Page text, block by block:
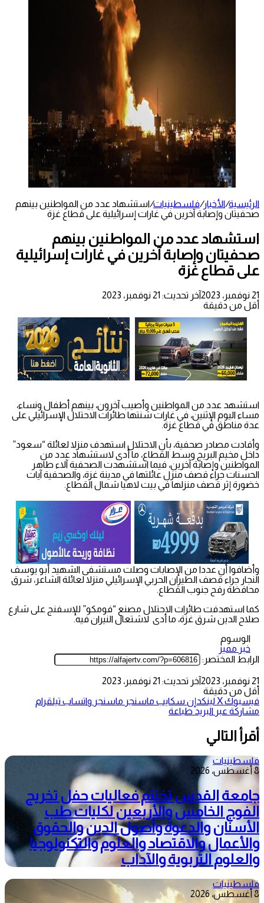
الرئيسية/الأخبار/فلسطينيات/استشهاد عدد من المواطنين بينهم
صحفيتان وإصابة آخرين في غارات إسرائيلية على قطاع غزة
استشهاد عدد من المواطنين بينهم
صحفيتان وإصابة آخرين في غارات إسرائيلية
على قطاع غزة
21 نوفمبر، 2023
آخر تحديث: 21 نوفمبر، 2023
أقل من دقيقة
استشهد عدد من المواطنين وأصيب آخرون، بينهم أطفال ونساء،
مساء اليوم الإثنين، في غارات شنتها طائرات الاحتلال الإسرائيلي على
عدة مناطق في قطاع غزة.
وأفادت مصادر صحفية، بأن الاحتلال استهدف منزلا لعائلة “سعود”
داخل مخيم البريج وسط القطاع، ما أدى لاستشهاد عدد من
المواطنين وإصابة آخرين، فيما استشهدت الصحفية آلاء طاهر
الحسنات جراء قصف منزل عائلتها في مدينة غزة، والصحفية آيات
خضورة إثر قصف منزلها في بيت لاهيا شمال القطاع.
وأضافوا أن عددا من الإصابات وصلت مستشفى الشهيد أبو يوسف
النجار جراء قصف الطيران الحربي الإسرائيلي منزلا لعائلة الشاعر، شرق
محافظة رفح جنوب القطاع.
كما استهدفت طائرات الاحتلال مصنع “فومكو” للإسفنج على شارع
صلاح الدين شرق غزة، ما أدى لاشتعال النيران فيه.
الوسوم
خبر مميز
الرابط المختصر:
21 نوفمبر، 2023
آخر تحديث: 21 نوفمبر، 2023
أقل من دقيقة
فيسبوك‫Xلينكدإن سكايب ماسنجر ماسنجر واتساب تيلقرام
مشاركة عبر البريد طباعة
أقرأ التالي
فلسطينيات
8 أغسطس، 2026
جامعة القدس تختتم فعاليات حفل تخريج
الفوج الخامس والأربعين لكليات طب
الأسنان والدعوة وأصول الدين والحقوق
والأعمال والاقتصاد والعلوم والتكنولوجيا
والعلوم التربوية والآداب
فلسطينيات
8 أغسطس، 2026